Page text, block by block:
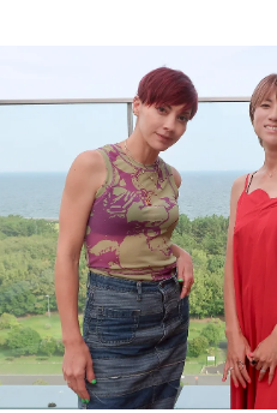
TBS Podcast
お知らせ
イベント・グッズ
YouTube
会社情報